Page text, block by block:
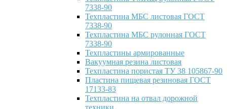
7338-90
Техпластина МБС листовая ГОСТ
7338-90
Техпластина МБС рулонная ГОСТ
7338-90
Техпластины армированные
Вакуумная резина листовая
Техпластина пористая ТУ 38 105867-90
Пластина пищевая резиновая ГОСТ
17133-83
Техпластина на отвал дорожной
техники